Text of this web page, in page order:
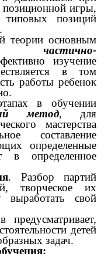
игры,
позиций
теории основным
частично-
изучение
в том
работы ребенок
в обучении
метод, для
мастерства
составление
определенные
в определенное
. Разбор партий
творческое их
выработать свой
предусматривает,
детей
задач.